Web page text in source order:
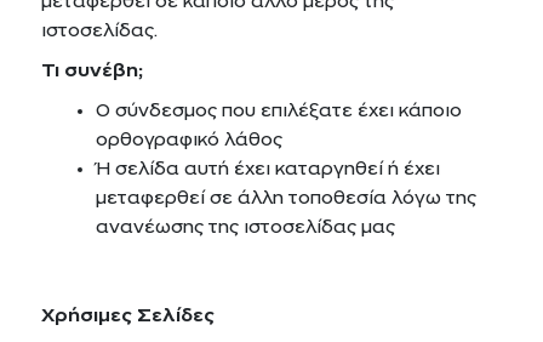
ιστοσελίδας.
Τι συνέβη;
O σύνδεσμος που επιλέξατε έχει κάποιο
ορθογραφικό λάθος
Ή σελίδα αυτή έχει καταργηθεί ή έχει
μεταφερθεί σε άλλη τοποθεσία λόγω της
ανανέωσης της ιστοσελίδας μας
Χρήσιμες Σελίδες